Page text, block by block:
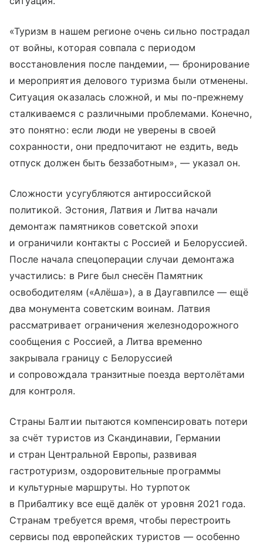
«Туризм в нашем регионе очень сильно пострадал
от войны, которая совпала с периодом
восстановления после пандемии, — бронирование
и мероприятия делового туризма были отменены.
Ситуация оказалась сложной, и мы по-прежнему
сталкиваемся с различными проблемами. Конечно,
это понятно: если люди не уверены в своей
сохранности, они предпочитают не ездить, ведь
отпуск должен быть беззаботным», — указал он.
Сложности усугубляются антироссийской
политикой. Эстония, Латвия и Литва начали
демонтаж памятников советской эпохи
и ограничили контакты с Россией и Белоруссией.
После начала спецоперации случаи демонтажа
участились: в Риге был снесён Памятник
освободителям («Алёша»), а в Даугавпилсе — ещё
два монумента советским воинам. Латвия
рассматривает ограничения железнодорожного
сообщения с Россией, а Литва временно
закрывала границу с Белоруссией
и сопровождала транзитные поезда вертолётами
для контроля.
Страны Балтии пытаются компенсировать потери
за счёт туристов из Скандинавии, Германии
и стран Центральной Европы, развивая
гастротуризм, оздоровительные программы
и культурные маршруты. Но турпоток
в Прибалтику все ещё далёк от уровня 2021 года.
Странам требуется время, чтобы перестроить
сервисы под европейских туристов — особенно